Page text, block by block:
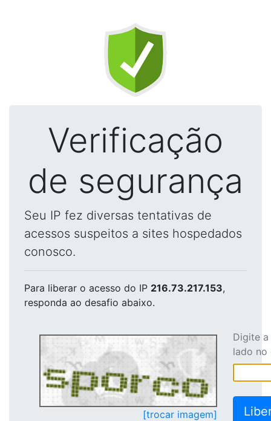
Verificação
de segurança
Seu IP fez diversas tentativas de
acessos suspeitos a sites hospedados
conosco.
Para liberar o acesso do IP 216.73.217.153,
responda ao desafio abaixo.
[trocar imagem]
Digite
lado no